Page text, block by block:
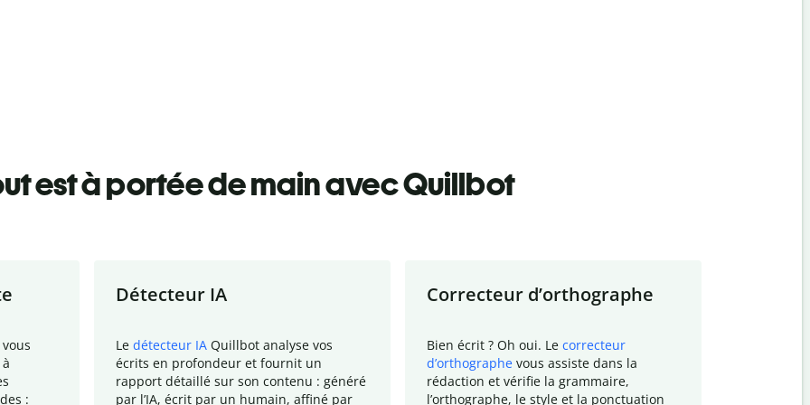
est à portée de main avec Quillbot
:
Détecteur IA
Le détecteur IA Quillbot analyse vos
écrits en profondeur et fournit un
rapport détaillé sur son contenu : généré
par l’IA, écrit par un humain, affiné par
Correcteur d’orthographe
Bien écrit ? Oh oui. Le correcteur
d’orthographe vous assiste dans la
rédaction et vérifie la grammaire,
l’orthographe, le style et la ponctuation